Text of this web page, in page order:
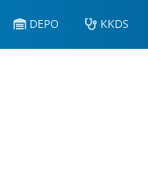
DEPO KKDS